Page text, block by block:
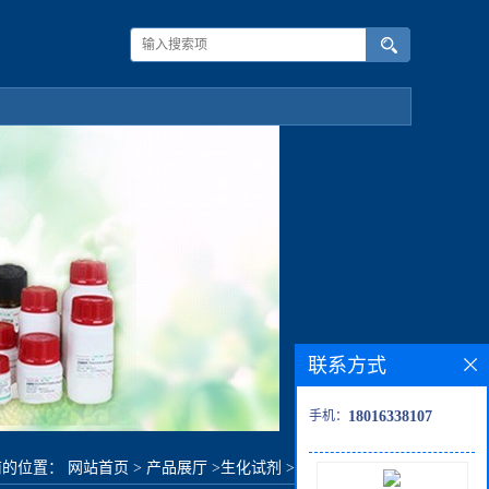
位置： 网站首页 > 产品展厅 >生化试剂 > 异氰酸2-溴苯酯
联系方式
手机： 18016338107